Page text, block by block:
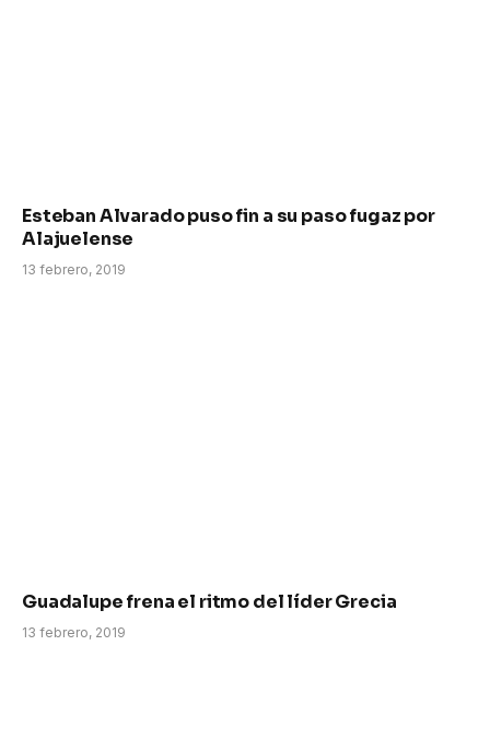
Esteban Alvarado puso fin a su paso fugaz por
Alajuelense
13 febrero, 2019
Guadalupe frena el ritmo del líder Grecia
13 febrero, 2019